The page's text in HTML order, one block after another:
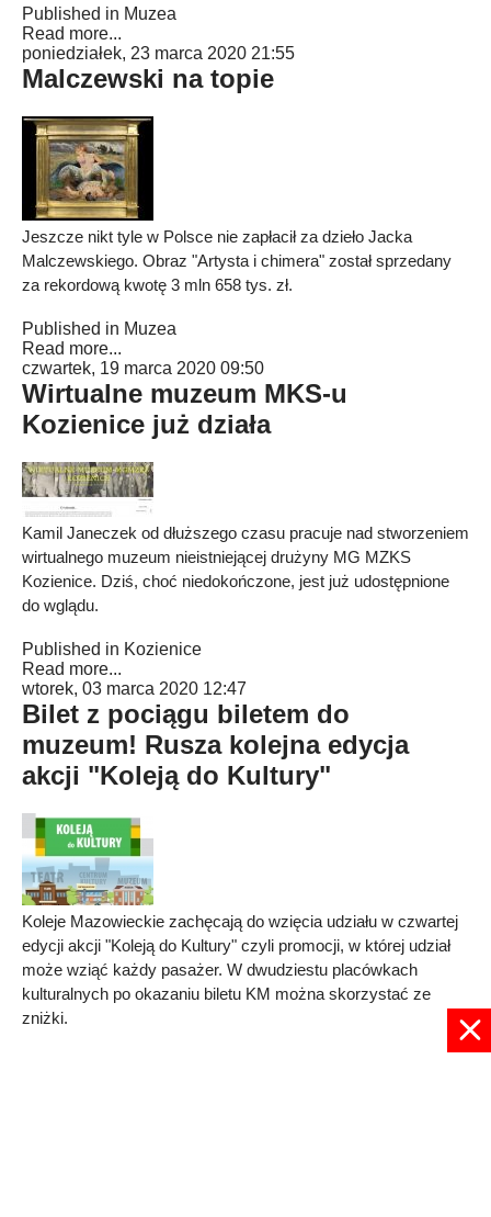
Published in Muzea
Read more...
poniedziałek, 23 marca 2020 21:55
Malczewski na topie
Jeszcze nikt tyle w Polsce nie zapłacił za dzieło Jacka
Malczewskiego. Obraz "Artysta i chimera" został sprzedany
za rekordową kwotę 3 mln 658 tys. zł.
Published in Muzea
Read more...
czwartek, 19 marca 2020 09:50
Wirtualne muzeum MKS-u
Kozienice już działa
Kamil Janeczek od dłuższego czasu pracuje nad stworzeniem
wirtualnego muzeum nieistniejącej drużyny MG MZKS
Kozienice. Dziś, choć niedokończone, jest już udostępnione
do wglądu.
Published in Kozienice
Read more...
wtorek, 03 marca 2020 12:47
Bilet z pociągu biletem do
muzeum! Rusza kolejna edycja
akcji "Koleją do Kultury"
Koleje Mazowieckie zachęcają do wzięcia udziału w czwartej
edycji akcji "Koleją do Kultury" czyli promocji, w której udział
może wziąć każdy pasażer. W dwudziestu placówkach
kulturalnych po okazaniu biletu KM można skorzystać ze
zniżki.